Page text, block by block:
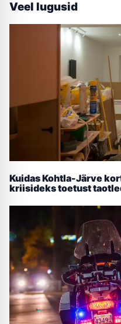
Veel lugusid
Kuidas Kohtla-Järve
kriisideks toetust